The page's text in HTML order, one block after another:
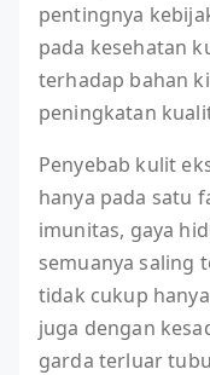
pentingnya
pada kesehatan
terhadap bahan
peningkatan
Penyebab kulit
hanya pada satu
imunitas, gaya
semuanya saling
tidak cukup
juga dengan
garda terluar